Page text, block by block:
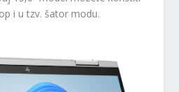
i u tzv. šator modu.